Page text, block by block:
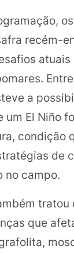
recém-
a
um El Niño
condição
de
no campo.
tratou
que